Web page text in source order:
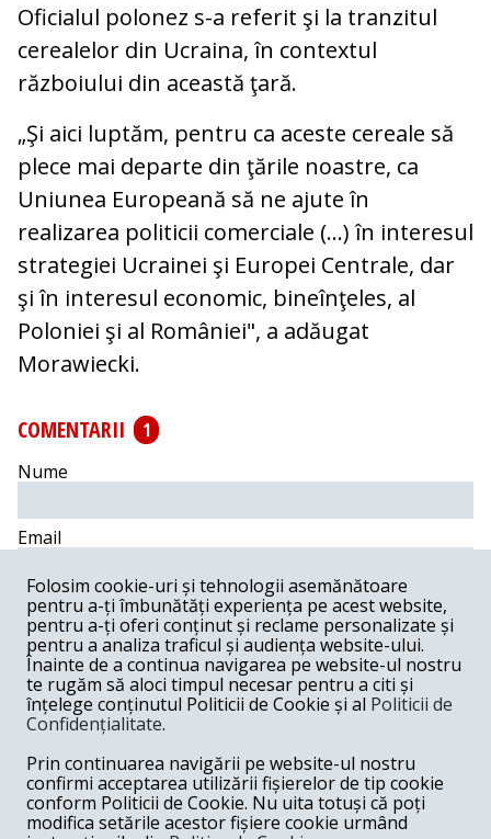
Oficialul polonez s-a referit şi la tranzitul
cerealelor din Ucraina, în contextul
războiului din această ţară.
„Şi aici luptăm, pentru ca aceste cereale să
plece mai departe din ţările noastre, ca
Uniunea Europeană să ne ajute în
realizarea politicii comerciale (...) în interesul
strategiei Ucrainei şi Europei Centrale, dar
şi în interesul economic, bineînţeles, al
Poloniei şi al României", a adăugat
Morawiecki.
COMENTARII
1
Nume
Email
Comentariu
Postează comentariu
constantin Georgescu -03-29-2023
Vai de mine sau trezit vitejii.Dupa ce a trecut graul si
porumbul.De acum Bistroe ,Marea Neagra via
Istambul.Si salut tavarisci.
Folosim cookie-uri și tehnologii asemănătoare
pentru a-ți îmbunătăți experiența pe acest website,
pentru a-ți oferi conținut și reclame personalizate și
pentru a analiza traficul și audiența website-ului.
Înainte de a continua navigarea pe website-ul nostru
te rugăm să aloci timpul necesar pentru a citi și
înțelege conținutul Politicii de Cookie și al Politicii de
Confidențialitate.
Prin continuarea navigării pe website-ul nostru
confirmi acceptarea utilizării fișierelor de tip cookie
conform Politicii de Cookie. Nu uita totuși că poți
modifica setările acestor fișiere cookie urmând